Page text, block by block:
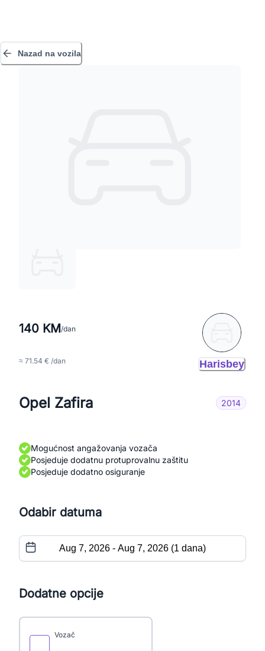
Nazad na vozila
140 KM/dan
≈ 71.54 € /dan Harisbey
Opel Zafira 2014
Mogućnost angažovanja vozača
Posjeduje dodatnu protuprovalnu zaštitu
Posjeduje dodatno osiguranje
Odabir datuma
Dodatne opcije
Vozač